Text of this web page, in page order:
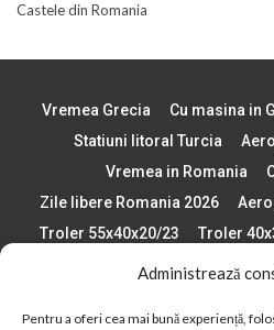
Administrează
Pentru a oferi cea mai bună experiență,
Castele din Romania
Vremea Grecia Cu masina in
Statiuni litoral Turcia
Vremea in Romania
Zile libere Romania 2026
Troler 55x40x20/23
Troler
Paste 2026
Cele
Plaje din Europa